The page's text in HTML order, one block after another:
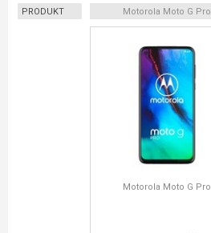
PRODUKT Motorola Moto G Pro
Motorola Moto G Pro